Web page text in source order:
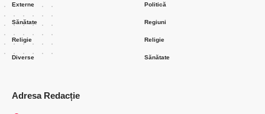
Externe
Sănătate
Religie
Diverse
Politică
Regiuni
Religie
Sănătate
Adresa Redacție